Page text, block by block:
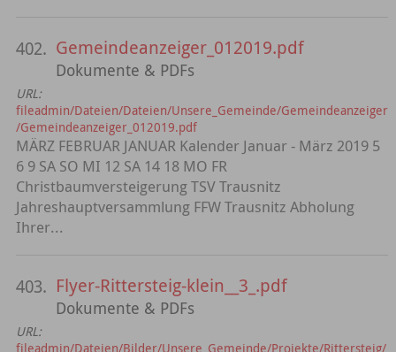
402. Gemeindeanzeiger_012019.pdf
Dokumente & PDFs
URL:
fileadmin/Dateien/Dateien/Unsere_Gemeinde/Gemeindeanzeiger
/Gemeindeanzeiger_012019.pdf
MÄRZ FEBRUAR JANUAR Kalender Januar - März 2019 5
6 9 SA SO MI 12 SA 14 18 MO FR
Christbaumversteigerung TSV Trausnitz
Jahreshauptversammlung FFW Trausnitz Abholung
Ihrer...
403. Flyer-Rittersteig-klein__3_.pdf
Dokumente & PDFs
URL:
fileadmin/Dateien/Bilder/Unsere_Gemeinde/Projekte/Rittersteig/